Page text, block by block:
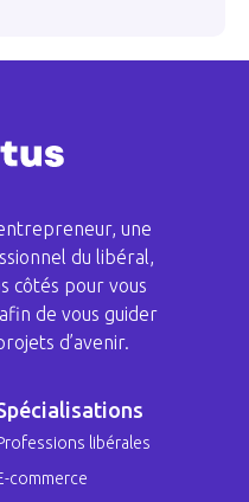
une
du libéral,
côtés pour vous
de vous guider
d’avenir.
libérales
commerce